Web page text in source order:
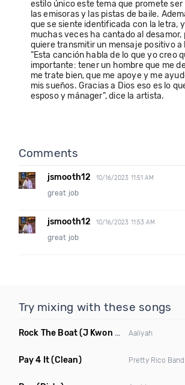
estilo único este tema que promete ser
las emisoras y las pistas de baile.
que se siente identificada con la letra,
muchas veces ha cantado al desamor,
quiere transmitir un mensaje positivo a
“Esta canción habla de lo que yo creo
importante: tener un hombre que me
me trate bien, que me apoye y me
mis sueños. Gracias a Dios eso es lo
esposo y mánager”, dice la artista.
Comments
jsmooth12 10/16/2023 11:51 AM
great job
jsmooth12 10/16/2023 11:53 AM
great job
Try mixing with these songs
Rock The Boat(J Kwon Edit Mashup) Aaliyah
Pay 4 It(Clean) Pretty Rico